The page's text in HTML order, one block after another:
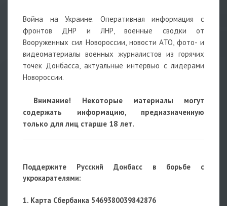
Война на Украине. Оперативная информация с
фронтов ДНР и ЛНР, военные сводки от
Вооруженных сил Новороссии, новости АТО, фото- и
видеоматериалы военных журналистов из горячих
точек Донбасса, актуальные интервью с лидерами
Новороссии.
Внимание! Некоторые материалы могут
содержать информацию, предназначенную
только для лиц старше 18 лет.
Поддержите Русский Донбасс в борьбе с
укрокарателями:
1. Карта Сбербанка 5469380039842876